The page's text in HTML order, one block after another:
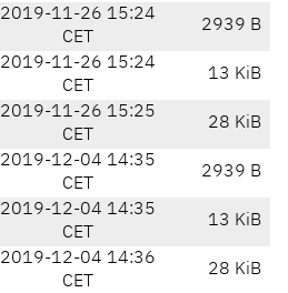
2019-11-26 15:24
CET
2939 B
2019-11-26 15:24
CET
13 KiB
2019-11-26 15:25
CET
28 KiB
2019-12-04 14:35
CET
2939 B
2019-12-04 14:35
CET
13 KiB
2019-12-04 14:36
CET
28 KiB